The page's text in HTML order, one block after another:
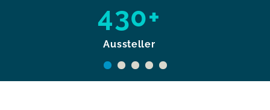
430+
Aussteller